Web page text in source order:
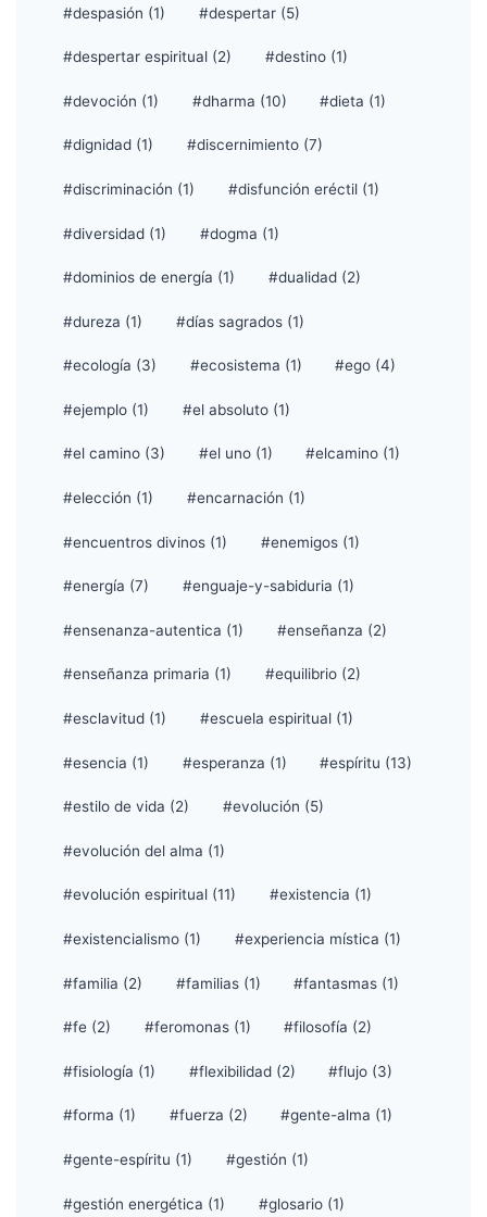
#despasión (1) #despertar (5)
#despertar espiritual (2) #destino (1)
#devoción (1) #dharma (10) #dieta (1)
#dignidad (1) #discernimiento (7)
#discriminación (1) #disfunción eréctil (1)
#diversidad (1) #dogma (1)
#dominios de energía (1) #dualidad (2)
#dureza (1) #días sagrados (1)
#ecología (3) #ecosistema (1) #ego (4)
#ejemplo (1) #el absoluto (1)
#el camino (3) #el uno (1) #elcamino (1)
#elección (1) #encarnación (1)
#encuentros divinos (1) #enemigos (1)
#energía (7) #enguaje-y-sabiduria (1)
#ensenanza-autentica (1) #enseñanza (2)
#enseñanza primaria (1) #equilibrio (2)
#esclavitud (1) #escuela espiritual (1)
#esencia (1) #esperanza (1) #espíritu (13)
#estilo de vida (2) #evolución (5)
#evolución del alma (1)
#evolución espiritual (11) #existencia (1)
#existencialismo (1) #experiencia mística (1)
#familia (2) #familias (1) #fantasmas (1)
#fe (2) #feromonas (1) #filosofía (2)
#fisiología (1) #flexibilidad (2) #flujo (3)
#forma (1) #fuerza (2) #gente-alma (1)
#gente-espíritu (1) #gestión (1)
#gestión energética (1) #glosario (1)